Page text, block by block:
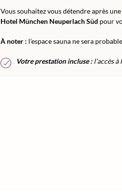
Vous souhaitez vous détendre après
Hotel München Neuperlach Süd pour
À noter : l’espace sauna ne sera
Votre prestation incluse :l’accès à